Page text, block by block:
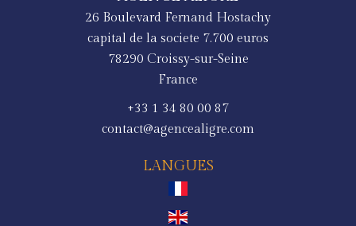
26 Boulevard Fernand Hostachy
capital de la societe 7.700 euros
78290 Croissy-sur-Seine
France
+33 1 34 80 00 87
contact@agencealigre.com
LANGUES